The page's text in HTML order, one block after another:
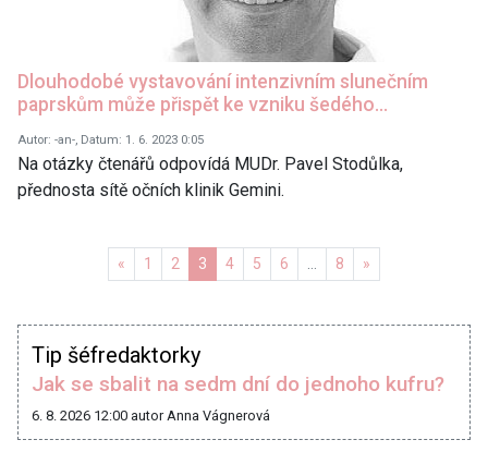
Dlouhodobé vystavování intenzivním slunečním
paprskům může přispět ke vzniku šedého…
Autor: -an-, Datum: 1. 6. 2023 0:05
Na otázky čtenářů odpovídá MUDr. Pavel Stodůlka,
přednosta sítě očních klinik Gemini.
« Předchozí
1 2 3 4 5 6 8 »
Tip šéfredaktorky
Jak se sbalit na sedm dní do jednoho kufru?
6. 8. 2026 12:00 autor Anna Vágnerová